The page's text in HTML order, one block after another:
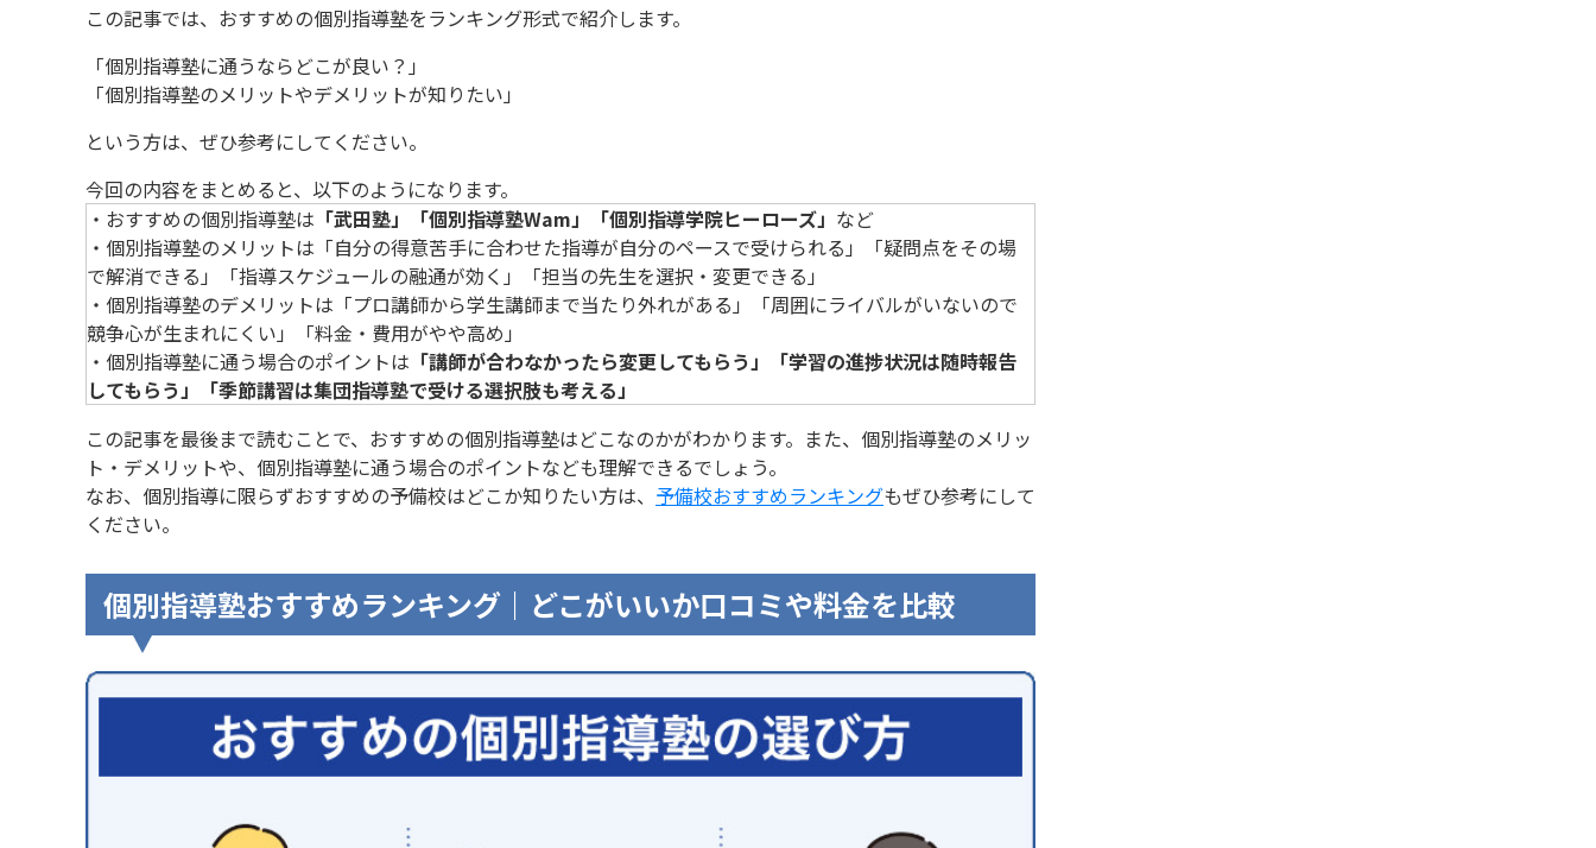
この記事では、おすすめの個別指導塾をランキング形式で紹介します。
「個別指導塾に通うならどこが良い？」
「個別指導塾のメリットやデメリットが知りたい」
という方は、ぜひ参考にしてください。
今回の内容をまとめると、以下のようになります。
・おすすめの個別指導塾は 「武田塾」「個別指導塾Wam」「個別指導学院ヒーローズ」 など
・個別指導塾のメリットは「自分の得意苦手に合わせた指導が自分のペースで受けられる」「疑問点をその場
で解消できる」「指導スケジュールの融通が効く」「担当の先生を選択・変更できる」
・個別指導塾のデメリットは「プロ講師から学生講師まで当たり外れがある」「周囲にライバルがいないので
競争心が生まれにくい」「料金・費用がやや高め」
・個別指導塾に通う場合のポイントは 「講師が合わなかったら変更してもらう」「学習の進捗状況は随時報告
してもらう」「季節講習は集団指導塾で受ける選択肢も考える」
この記事を最後まで読むことで、おすすめの個別指導塾はどこなのかがわかります。また、個別指導塾のメリッ
ト・デメリットや、個別指導塾に通う場合のポイントなども理解できるでしょう。
なお、個別指導に限らずおすすめの予備校はどこか知りたい方は、 予備校おすすめランキングもぜひ参考にして
ください。
個別指導塾おすすめランキング｜どこがいいか口コミや料金を比較